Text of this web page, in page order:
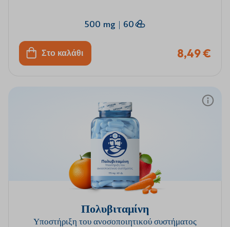
500 mg | 60
Στο καλάθι 8,49 €
Πολυβιταμίνη
Υποστήριξη του ανοσοποιητικού συστήματος